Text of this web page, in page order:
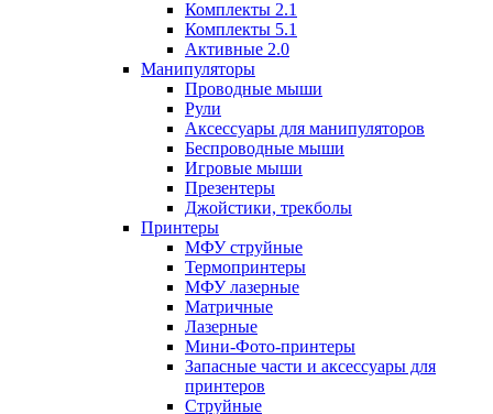
Комплекты 2.1
Комплекты 5.1
Активные 2.0
Манипуляторы
Проводные мыши
Рули
Аксессуары для манипуляторов
Беспроводные мыши
Игровые мыши
Презентеры
Джойстики, трекболы
Принтеры
МФУ струйные
Термопринтеры
МФУ лазерные
Матричные
Лазерные
Мини-Фото-принтеры
Запасные части и аксессуары для
принтеров
Струйные